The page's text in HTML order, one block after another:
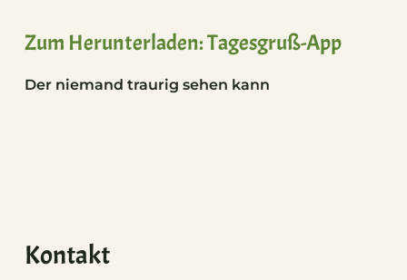
Zum Herunterladen: Tagesgruß-App
Der niemand traurig sehen kann
Kontakt